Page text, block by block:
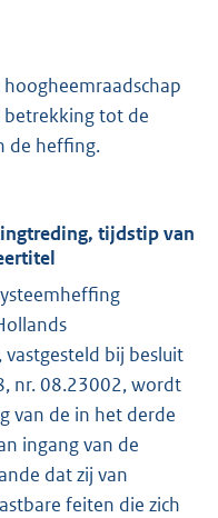
betrekking tot de
de heffing.
tijdstip van
bij besluit
nr. 08.23002, wordt
van de in het derde
ingang van de
dat zij van
feiten die zich